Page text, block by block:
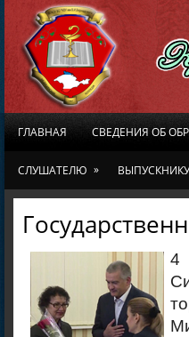
ГЛАВНАЯ СВЕДЕНИЯ ОБ
СЛУШАТЕЛЮ » ВЫПУСКНИКУ
4